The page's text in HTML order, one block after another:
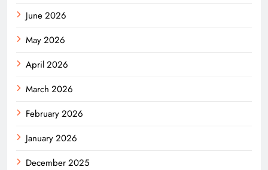
June 2026
May 2026
April 2026
March 2026
February 2026
January 2026
December 2025